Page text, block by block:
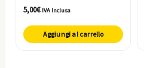
5,00€ IVA Inclusa
Aggiungi al carrello